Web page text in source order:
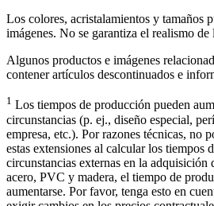
Los colores, acristalamientos y tamaños
imágenes. No se garantiza el realismo de
Algunos productos e imágenes
contener artículos descontinuados e
1 Los tiempos de producción pueden
circunstancias (p. ej., diseño especial,
empresa, etc.). Por razones técnicas, no
estas extensiones al calcular los tiempos
circunstancias externas en la adquisición
acero, PVC y madera, el tiempo de
aumentarse. Por favor, tenga esto en